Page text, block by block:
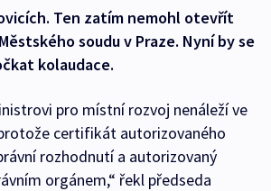
Ten zatím nemohl otevřít
soudu v Praze. Nyní by se
kolaudace.
pro místní rozvoj nenáleží ve
certifikát autorizovaného
rozhodnutí a autorizovaný
orgánem,“ řekl předseda